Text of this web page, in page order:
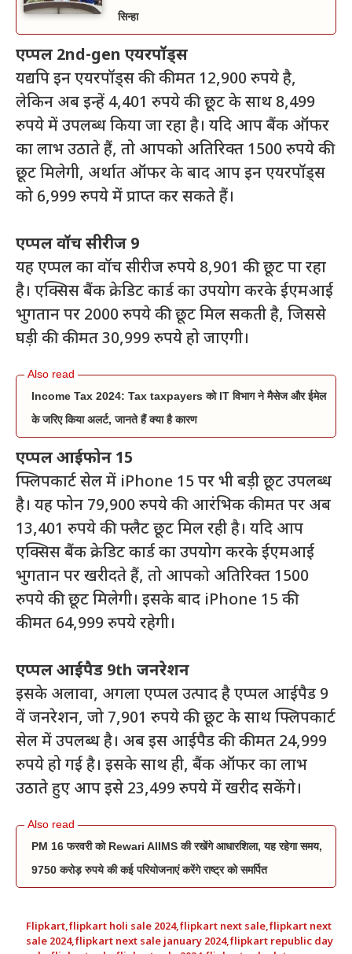
सिन्हा
एप्पल 2nd-gen एयरपॉड्स
यद्यपि इन एयरपॉड्स की कीमत 12,900 रुपये है,
लेकिन अब इन्हें 4,401 रुपये की छूट के साथ 8,499
रुपये में उपलब्ध किया जा रहा है। यदि आप बैंक ऑफर
का लाभ उठाते हैं, तो आपको अतिरिक्त 1500 रुपये की
छूट मिलेगी, अर्थात ऑफर के बाद आप इन एयरपॉड्स
को 6,999 रुपये में प्राप्त कर सकते हैं।
एप्पल वॉच सीरीज 9
यह एप्पल का वॉच सीरीज रुपये 8,901 की छूट पा रहा
है। एक्सिस बैंक क्रेडिट कार्ड का उपयोग करके ईएमआई
भुगतान पर 2000 रुपये की छूट मिल सकती है, जिससे
घड़ी की कीमत 30,999 रुपये हो जाएगी।
Income Tax 2024: Tax taxpayers को IT विभाग ने मैसेज और ईमेल
के जरिए किया अलर्ट, जानते हैं क्या है कारण
एप्पल आईफोन 15
फ्लिपकार्ट सेल में iPhone 15 पर भी बड़ी छूट उपलब्ध
है। यह फोन 79,900 रुपये की आरंभिक कीमत पर अब
13,401 रुपये की फ्लैट छूट मिल रही है। यदि आप
एक्सिस बैंक क्रेडिट कार्ड का उपयोग करके ईएमआई
भुगतान पर खरीदते हैं, तो आपको अतिरिक्त 1500
रुपये की छूट मिलेगी। इसके बाद iPhone 15 की
कीमत 64,999 रुपये रहेगी।
एप्पल आईपैड 9th जनरेशन
इसके अलावा, अगला एप्पल उत्पाद है एप्पल आईपैड 9
वें जनरेशन, जो 7,901 रुपये की छूट के साथ फ्लिपकार्ट
सेल में उपलब्ध है। अब इस आईपैड की कीमत 24,999
रुपये हो गई है। इसके साथ ही, बैंक ऑफर का लाभ
उठाते हुए आप इसे 23,499 रुपये में खरीद सकेंगे।
PM 16 फरवरी को Rewari AIIMS की रखेंगे आधारशिला, यह रहेगा समय,
9750 करोड़ रुपये की कई परियोजनाएं करेंगे राष्ट्र को समर्पित
Flipkart,flipkart holi sale 2024,flipkart next sale,flipkart next
sale 2024,flipkart next sale january 2024,flipkart republic day